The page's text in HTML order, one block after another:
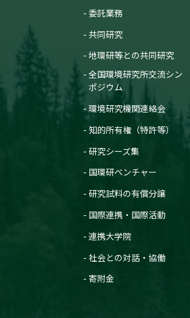
委託業務
共同研究
地環研等との共同研究
全国環境研究所交流シン
ポジウム
環境研究機関連絡会
知的所有権（特許等）
研究シーズ集
国環研ベンチャー
研究試料の有償分譲
国際連携・国際活動
連携大学院
社会との対話・協働
寄附金